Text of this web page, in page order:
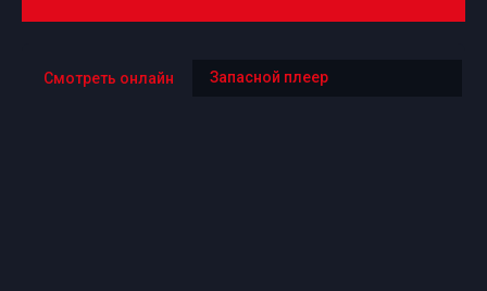
Смотреть онлайн Запасной плеер